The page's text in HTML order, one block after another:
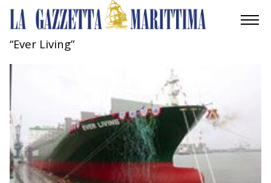
MOBILITÀ
INDUSTRIA
RICERCA
ECONOMIA
“Ever Living”